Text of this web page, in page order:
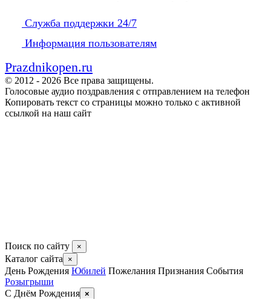
Служба поддержки 24/7
Информация пользователям
Prazdnikopen.ru
© 2012 - 2026 Все права защищены.
Голосовые аудио поздравления с отправлением на телефон
Копировать текст со страницы можно только с активной
ссылкой на наш сайт
Поиск по сайту ×
Каталог сайта ×
День Рождения Юбилей Пожелания Признания События
Розыгрыши
С Днём Рождения ×